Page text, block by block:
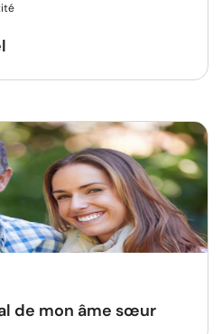
de mon âme sœur